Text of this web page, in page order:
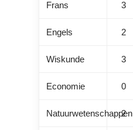
Frans 3
Engels 2
Wiskunde 3
Economie 0
Natuurwetenschappen
2